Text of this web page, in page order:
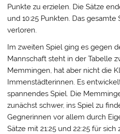
Punkte zu erzielen. Die Sätze
und 10:25 Punkten. Das
verloren.
Im zweiten Spiel ging es gegen
Mannschaft steht in der Tabelle
Memmingen, hat aber nicht die
Immenstädterinnen. Es
spannendes Spiel. Die
zunächst schwer, ins Spiel zu
Gegnerinnen vor allem durch
Sätze mit 21:25 und 22:25 für